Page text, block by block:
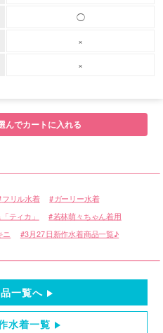
◯
×
×
んでカートに入れる
フリル水着 ガーリー水着
ティカ」 若林萌々ちゃん着用
ニ
3月27日新作水着商品一覧♪
一覧へ
水着一覧